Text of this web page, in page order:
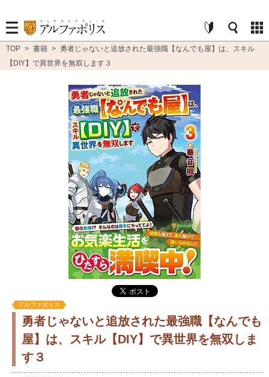
TOP > 書籍 > 勇者じゃないと追放された最強職【なんでも屋】は、スキル
【DIY】で異世界を無双します３
アルファポリス
勇者じゃないと追放された最強職【なんでも
屋】は、スキル【DIY】で異世界を無双しま
す３